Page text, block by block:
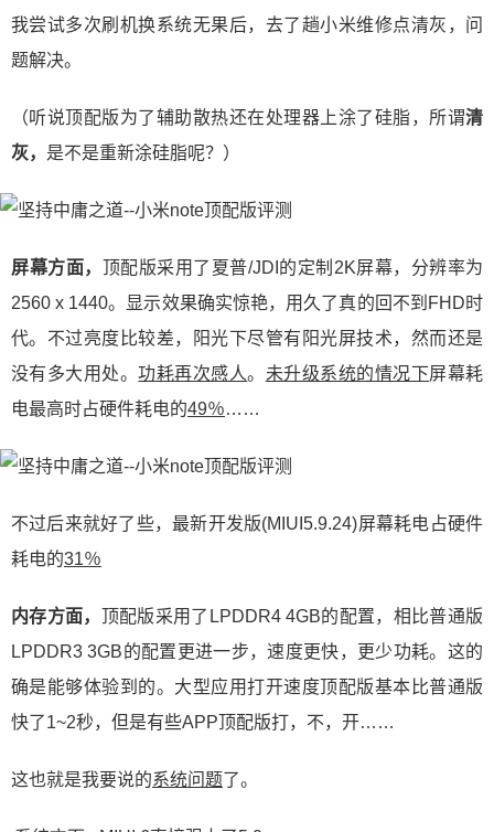
我尝试多次刷机换系统无果后，去了趟小米维修点清灰，问
题解决。
（听说顶配版为了辅助散热还在处理器上涂了硅脂，所谓清
灰， 是不是重新涂硅脂呢？）
屏幕方面， 顶配版采用了夏普/JDI的定制2K屏幕，分辨率为
2560 x 1440。显示效果确实惊艳，用久了真的回不到FHD时
代。不过亮度比较差，阳光下尽管有阳光屏技术，然而还是
没有多大用处。功耗再次感人。 未升级系统的情况下屏幕耗
电最高时占硬件耗电的49％……
不过后来就好了些，最新开发版(MIUI5.9.24)屏幕耗电占硬件
耗电的31％
内存方面， 顶配版采用了LPDDR4 4GB的配置，相比普通版
LPDDR3 3GB的配置更进一步，速度更快，更少功耗。这的
确是能够体验到的。大型应用打开速度顶配版基本比普通版
快了1~2秒，但是有些APP顶配版打，不，开……
这也就是我要说的系统问题了。